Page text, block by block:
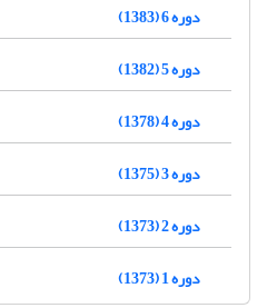
دوره 6 (1383)
دوره 5 (1382)
دوره 4 (1378)
دوره 3 (1375)
دوره 2 (1373)
دوره 1 (1373)